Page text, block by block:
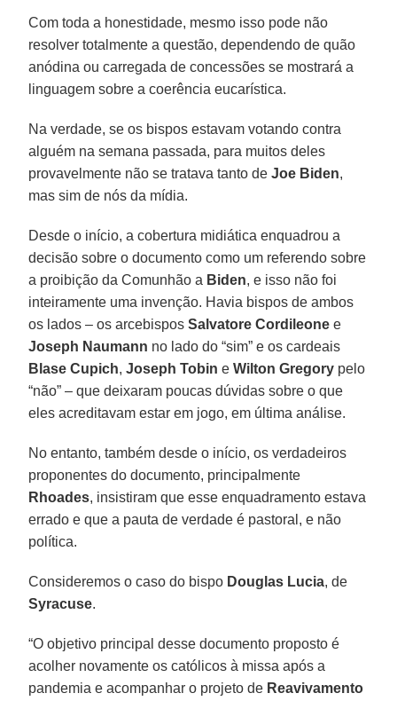
Com toda a honestidade, mesmo isso pode não
resolver totalmente a questão, dependendo de quão
anódina ou carregada de concessões se mostrará a
linguagem sobre a coerência eucarística.
Na verdade, se os bispos estavam votando contra
alguém na semana passada, para muitos deles
provavelmente não se tratava tanto deJoe Biden,
mas sim de nós da mídia.
Desde o início, a cobertura midiática enquadrou a
decisão sobre o documento como um referendo sobre
a proibição da Comunhão a Biden, e isso não foi
inteiramente uma invenção. Havia bispos de ambos
os lados – os arcebisposSalvatore Cordileone e
Joseph Naumann no lado do “sim” e os cardeais
Blase Cupich,Joseph Tobin eWilton Gregory pelo
“não” – que deixaram poucas dúvidas sobre o que
eles acreditavam estar em jogo, em última análise.
No entanto, também desde o início, os verdadeiros
proponentes do documento, principalmente
Rhoades, insistiram que esse enquadramento estava
errado e que a pauta de verdade é pastoral, e não
política.
Consideremos o caso do bispo Douglas Lucia, de
Syracuse.
“O objetivo principal desse documento proposto é
acolher novamente os católicos à missa após a
pandemia e acompanhar o projeto de Reavivamento